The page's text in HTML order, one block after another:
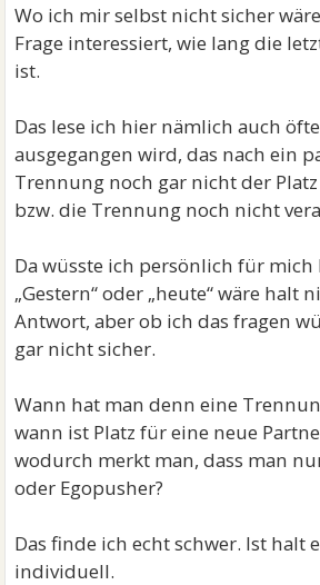
Wo ich mir selbst nicht sicher
Frage interessiert, wie lang die
ist.
Das lese ich hier nämlich auch
ausgegangen wird, das nach ein
Trennung noch gar nicht der
bzw. die Trennung noch nicht
Da wüsste ich persönlich für mich
„Gestern“ oder „heute“ wäre halt
Antwort, aber ob ich das fragen
gar nicht sicher.
Wann hat man denn eine
wann ist Platz für eine neue
wodurch merkt man, dass man
oder Egopusher?
Das finde ich echt schwer. Ist halt
individuell.